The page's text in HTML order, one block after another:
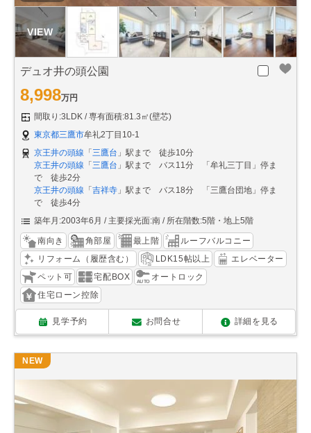
デュオ井の頭公園
8,998万円
間取り:3LDK
専有面積:81.3㎡(壁芯)
東京都三鷹市牟礼2丁目10-1
京王井の頭線 「 三鷹台 」駅まで 徒歩10分
京王井の頭線 「 三鷹台 」駅まで バス11分 「牟礼三丁目」停ま
で 徒歩2分
京王井の頭線 「 吉祥寺 」駅まで バス18分 「三鷹台団地」停ま
で 徒歩4分
築年月:2003年6月
主要採光面:南 所在階数:5階・地上5階
南向き 角部屋 最上階
ルーフバルコニー
リフォーム（履歴含む）
LDK15帖以上
エレベーター
ペット可
宅配BOX
オートロック
住宅ローン控除
見学予約 お問合せ 詳細を見る
NEW